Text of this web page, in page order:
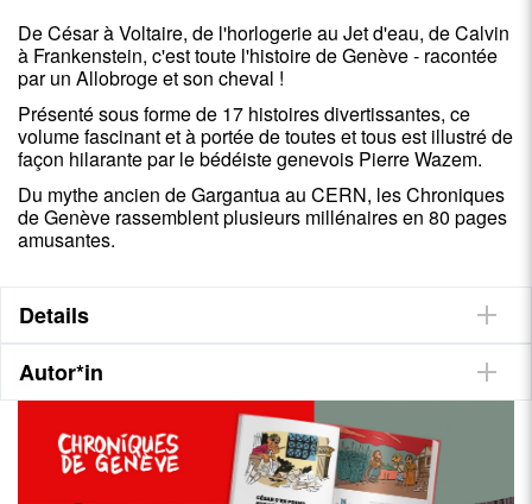
De César à Voltaire, de l'horlogerie au Jet d'eau, de Calvin
à Frankenstein, c'est toute l'histoire de Genève - racontée
par un Allobroge et son cheval !
Présenté sous forme de 17 histoires divertissantes, ce
volume fascinant et à portée de toutes et tous est illustré de
façon hilarante par le bédéiste genevois Pierre Wazem.
Du mythe ancien de Gargantua au CERN, les Chroniques
de Genève rassemblent plusieurs millénaires en 80 pages
amusantes.
Details
Autor*in